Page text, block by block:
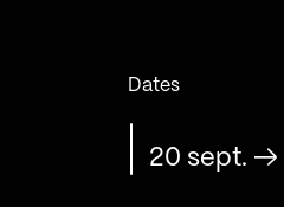
Dates
20 sept. →